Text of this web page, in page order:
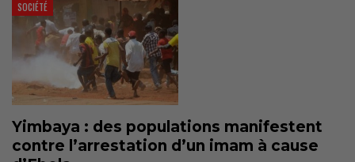
SOCIÉTÉ
Yimbaya : des populations manifestent
contre l’arrestation d’un imam à cause